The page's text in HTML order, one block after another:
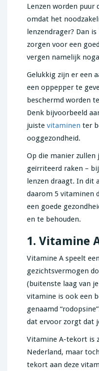
Lenzen worden puur
omdat het
lenzendrager? Dan
zorgen voor een
vergen namelijk
Gelukkig zijn er een
een oppepper te
beschermd worden
Denk bijvoorbeeld
juiste vitaminen ter
ooggezondheid.
Op die manier zullen
geïrriteerd raken –
lenzen draagt. In dit
daarom 5 vitaminen
een goede
en te behouden.
1. Vitamine
Vitamine A speelt
gezichtsvermogen
(buitenste laag van
vitamine is ook een
genaamd
dat ervoor zorgt dat
Vitamine A-tekort is
Nederland, maar
tekort aan deze